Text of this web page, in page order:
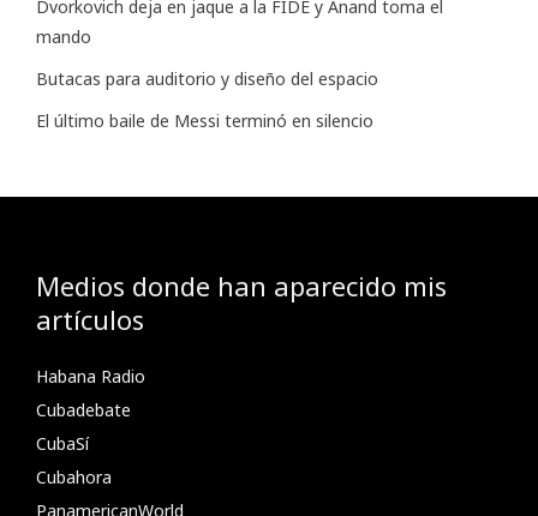
Dvorkovich deja en jaque a la FIDE y Anand toma el
mando
Butacas para auditorio y diseño del espacio
El último baile de Messi terminó en silencio
Medios donde han aparecido mis
artículos
Habana Radio
Cubadebate
CubaSí
Cubahora
PanamericanWorld